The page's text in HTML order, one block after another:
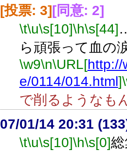
[投票: 3][同意: 2]
\t\u\s[10]\h\s[44]
ら頑張って血の
\w9\n\URL[http://
e/0114/014.html]
で削るようなも
07/01/14 20:31
\t\u\s[10]\h\s[0]